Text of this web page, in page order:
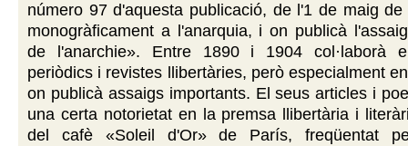
número 97 d'aquesta publicació, de l'1 de maig
monogràficament a l'anarquia, i on publicà
de l'anarchie». Entre 1890 i 1904 col·laborà
periòdics i revistes llibertàries, però especialment
on publicà assaigs importants. El seus articles i
una certa notorietat en la premsa llibertària i
del cafè «Soleil d'Or» de París, freqüentat